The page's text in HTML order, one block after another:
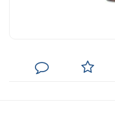
DEIXE
COMENTÁRIO
MINHA
LISTA